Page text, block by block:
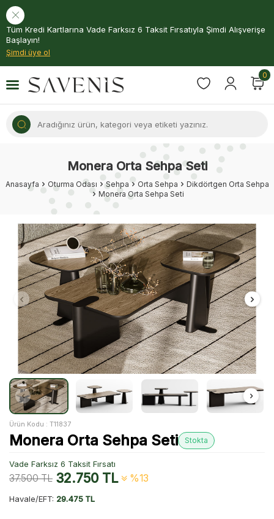
Tüm Kredi Kartlarına Vade Farksız 6 Taksit Fırsatıyla Şimdi Alışverişe
Başlayın!
Şimdi üye ol
0
Monera Orta Sehpa Seti
Anasayfa Oturma Odası Sehpa Orta Sehpa
Dikdörtgen Orta Sehpa
Monera Orta Sehpa Seti
Ürün Kodu : T11837
Monera Orta Sehpa Seti Stokta
Vade Farksız 6 Taksit Fırsatı
37.500TL 32.750TL %13
Havale/EFT: 29.475 TL